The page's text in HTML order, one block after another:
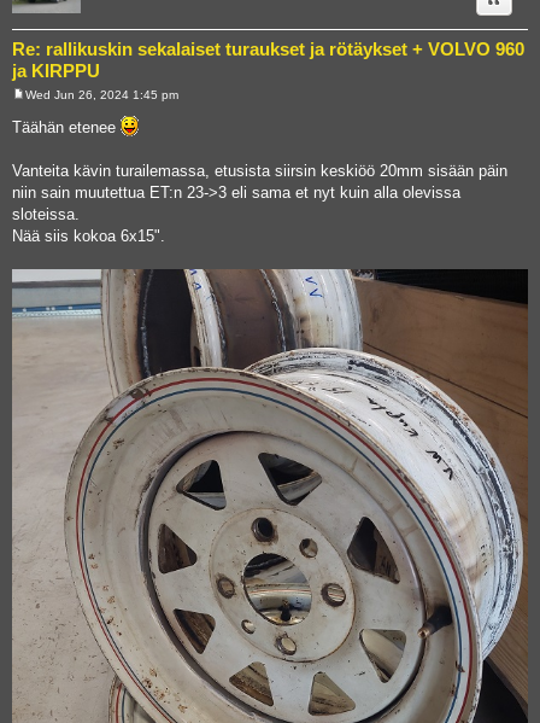
Re: rallikuskin sekalaiset turaukset ja rötäykset + VOLVO 960
ja KIRPPU
o
s
Wed Jun 26, 2024 1:45 pm
Täähän etenee
Vanteita kävin turailemassa, etusista siirsin keskiöö 20mm sisään päin
niin sain muutettua ET:n 23->3 eli sama et nyt kuin alla olevissa
sloteissa.
Nää siis kokoa 6x15".